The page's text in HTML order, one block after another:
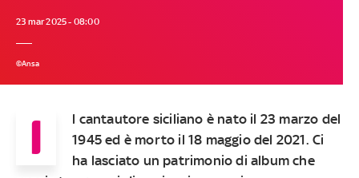
23 mar 2025 - 08:00
©Ansa
I
l cantautore siciliano è nato il 23 marzo del
1945 ed è morto il 18 maggio del 2021. Ci
ha lasciato un patrimonio di album che